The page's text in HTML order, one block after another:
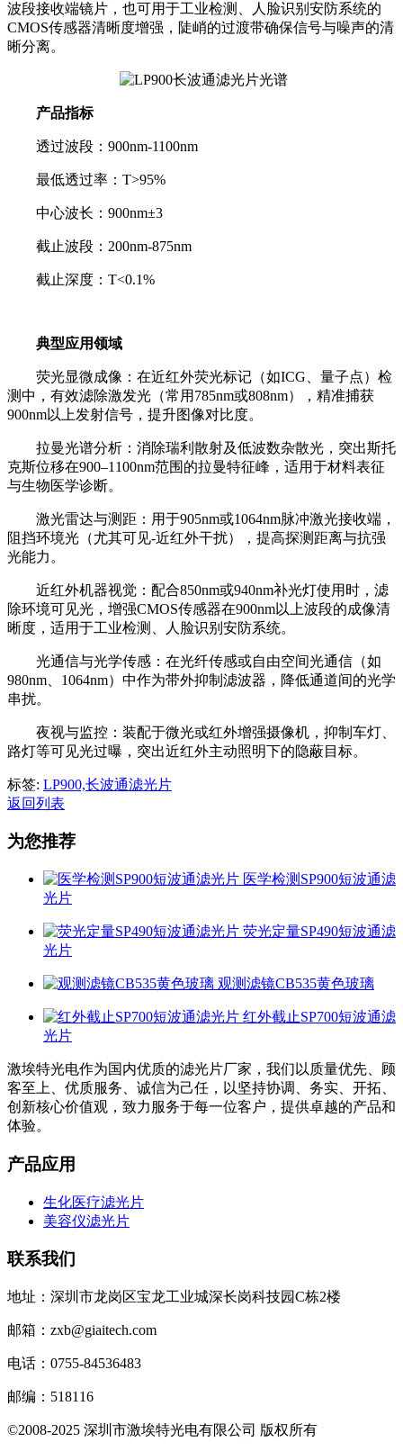
波段接收端镜片，也可用于工业检测、人脸识别安防系统的
CMOS传感器清晰度增强，陡峭的过渡带确保信号与噪声的清
晰分离。
产品指标
透过波段：900nm-1100nm
最低透过率：T>95%
中心波长：900nm±3
截止波段：200nm-875nm
截止深度：T<0.1%
典型应用领域
荧光显微成像：在近红外荧光标记（如ICG、量子点）检
测中，有效滤除激发光（常用785nm或808nm），精准捕获
900nm以上发射信号，提升图像对比度。
拉曼光谱分析：消除瑞利散射及低波数杂散光，突出斯托
克斯位移在900–1100nm范围的拉曼特征峰，适用于材料表征
与生物医学诊断。
激光雷达与测距：用于905nm或1064nm脉冲激光接收端，
阻挡环境光（尤其可见-近红外干扰），提高探测距离与抗强
光能力。
近红外机器视觉：配合850nm或940nm补光灯使用时，滤
除环境可见光，增强CMOS传感器在900nm以上波段的成像清
晰度，适用于工业检测、人脸识别安防系统。
光通信与光学传感：在光纤传感或自由空间光通信（如
980nm、1064nm）中作为带外抑制滤波器，降低通道间的光学
串扰。
夜视与监控：装配于微光或红外增强摄像机，抑制车灯、
路灯等可见光过曝，突出近红外主动照明下的隐蔽目标。
标签: LP900,长波通滤光片
返回列表
为您推荐
医学检测SP900短波通滤
光片
荧光定量SP490短波通滤
光片
观测滤镜CB535黄色玻璃
红外截止SP700短波通滤
光片
激埃特光电作为国内优质的滤光片厂家，我们以质量优先、顾
客至上、优质服务、诚信为己任，以坚持协调、务实、开拓、
创新核心价值观，致力服务于每一位客户，提供卓越的产品和
体验。
产品应用
生化医疗滤光片
美容仪滤光片
联系我们
地址：深圳市龙岗区宝龙工业城深长岗科技园C栋2楼
邮箱：zxb@giaitech.com
电话：0755-84536483
邮编：518116
©2008-2025 深圳市激埃特光电有限公司 版权所有